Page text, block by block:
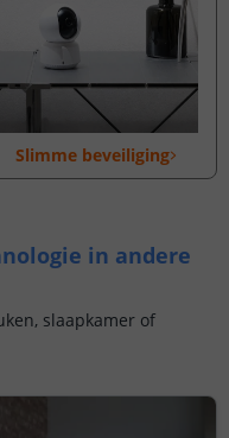
Slimme beveiliging
in andere
slaapkamer of